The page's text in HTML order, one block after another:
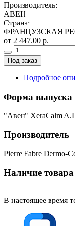
Производитель:
АВЕН
Страна:
ФРАНЦУЗСКАЯ
от 2 447.00 р.
Под заказ
Подробное
Форма выпуска
"Авен" XeraCalm
Производитель
Pierre Fabre Dermo-
Наличие товара
В настоящее время